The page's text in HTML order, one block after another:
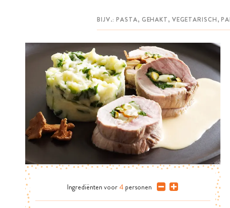
Ingrediënten voor 4 personen